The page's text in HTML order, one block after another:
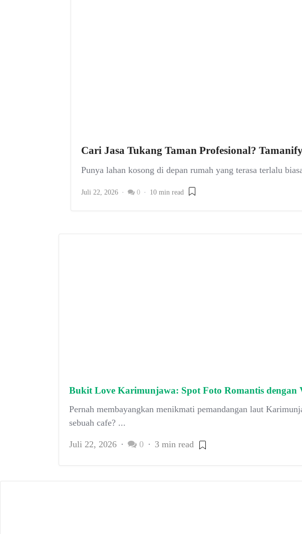
Cari Jasa Tukang Taman Profesional?
Punya lahan kosong di depan rumah yang terasa terlalu
Juli 22, 2026 0 10 min read
Bukit Love Karimunjawa: Spot Foto Romantis
Pernah membayangkan menikmati pemandangan laut
sebuah cafe? ...
Juli 22, 2026 0 3 min read